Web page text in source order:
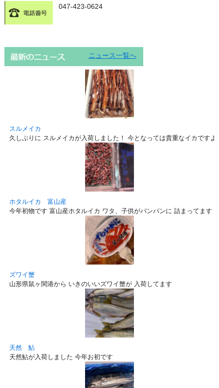
047-423-0624
ニュース一覧へ
スルメイカ
久しぶりに スルメイカが入荷しました！ 今となっては貴重なイカですよ
ホタルイカ 富山産
今年初物です 富山産ホタルイカ ワタ、子供がパンパンに 詰まってます！
ズワイ蟹
山形県鼠ヶ関港から いきのいいズワイ蟹が 入荷してます
天然 鮎
天然鮎が入荷しました 今年お初です